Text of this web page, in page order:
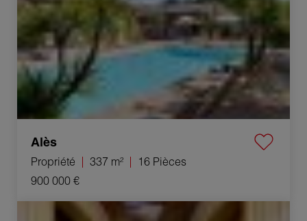
Alès
Propriété 337 m²
16 Pièces
900 000 €
Vente Maison Milhaud 8 Pièces 163 m²